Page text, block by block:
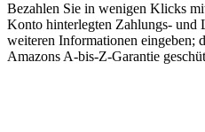
Bezahlen Sie in wenigen Klicks
Konto hinterlegten Zahlungs- und
weiteren Informationen eingeben;
Amazons A-bis-Z-Garantie